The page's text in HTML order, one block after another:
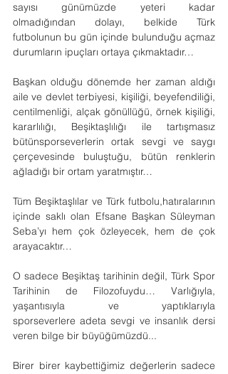
sayısı günümüzde yeteri kadar
olmadığından dolayı, belkide Türk
futbolunun bu gün içinde bulunduğu açmaz
durumların ipuçları ortaya çıkmaktadır…
Başkan olduğu dönemde her zaman aldığı
aile ve devlet terbiyesi, kişiliği, beyefendiliği,
centilmenliği, alçak gönüllüğü, örnek kişiliği,
kararlılığı, Beşiktaşlılığı ile tartışmasız
bütünsporseverlerin ortak sevgi ve saygı
çerçevesinde buluştuğu, bütün renklerin
ağladığı bir ortam yaratmıştır…
Tüm Beşiktaşlılar ve Türk futbolu,hatıralarının
içinde saklı olan Efsane Başkan Süleyman
Seba’yı hem çok özleyecek, hem de çok
arayacaktır…
O sadece Beşiktaş tarihinin değil, Türk Spor
Tarihinin de Filozofuydu… Varlığıyla,
yaşantısıyla ve yaptıklarıyla
sporseverlere adeta sevgi ve insanlık dersi
veren bilge bir büyüğümüzdü...
Birer birer kaybettiğimiz değerlerin sadece